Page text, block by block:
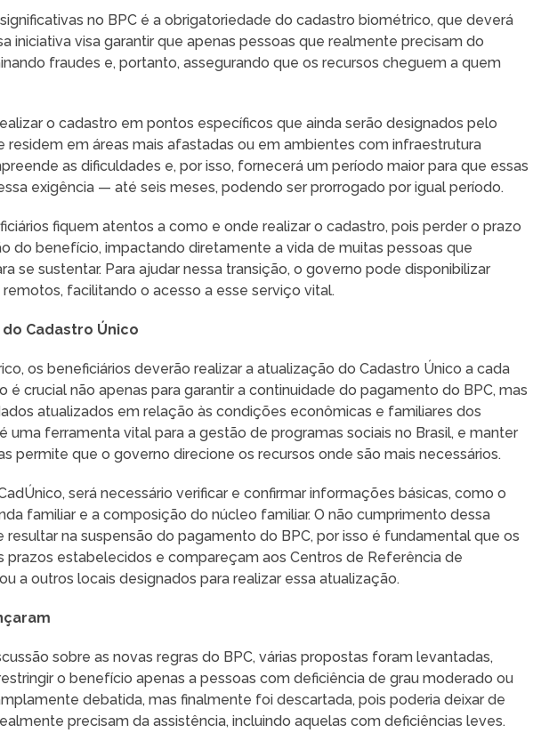
no BPC é a obrigatoriedade do cadastro biométrico, que deverá
iniciativa visa garantir que apenas pessoas que realmente precisam do
fraudes e, portanto, assegurando que os recursos cheguem a quem
o cadastro em pontos específicos que ainda serão designados pelo
residem em áreas mais afastadas ou em ambientes com infraestrutura
as dificuldades e, por isso, fornecerá um período maior para que essas
exigência — até seis meses, podendo ser prorrogado por igual período.
fiquem atentos a como e onde realizar o cadastro, pois perder o prazo
do benefício, impactando diretamente a vida de muitas pessoas que
se sustentar. Para ajudar nessa transição, o governo pode disponibilizar
facilitando o acesso a esse serviço vital.
Cadastro Único
os beneficiários deverão realizar a atualização do Cadastro Único a cada
é crucial não apenas para garantir a continuidade do pagamento do BPC, mas
atualizados em relação às condições econômicas e familiares dos
uma ferramenta vital para a gestão de programas sociais no Brasil, e manter
permite que o governo direcione os recursos onde são mais necessários.
será necessário verificar e confirmar informações básicas, como o
familiar e a composição do núcleo familiar. O não cumprimento dessa
na suspensão do pagamento do BPC, por isso é fundamental que os
prazos estabelecidos e compareçam aos Centros de Referência de
a outros locais designados para realizar essa atualização.
sobre as novas regras do BPC, várias propostas foram levantadas,
o benefício apenas a pessoas com deficiência de grau moderado ou
debatida, mas finalmente foi descartada, pois poderia deixar de
precisam da assistência, incluindo aquelas com deficiências leves.